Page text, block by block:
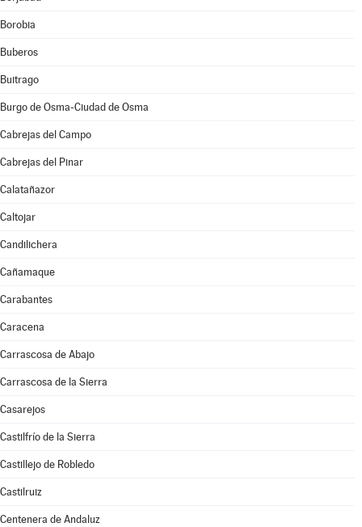
Borobia
Buberos
Buitrago
Burgo de Osma-Ciudad de Osma
Cabrejas del Campo
Cabrejas del Pinar
Calatañazor
Caltojar
Candilichera
Cañamaque
Carabantes
Caracena
Carrascosa de Abajo
Carrascosa de la Sierra
Casarejos
Castilfrío de la Sierra
Castillejo de Robledo
Castilruiz
Centenera de Andaluz